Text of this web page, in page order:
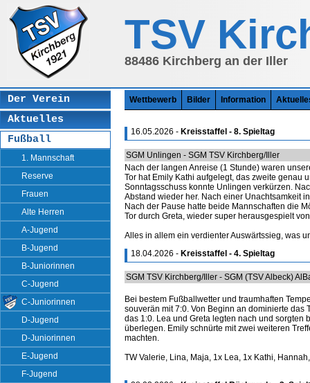
string(3) "par" array(5) { ["total"]=> int(3) ["function"]=> string(7) "display"
"Aktuelles" }
TSV
88486 Kirchberg an der Iller
Der Verein
Aktuelles
Fußball
1. Mannschaft
Reserve
Frauen
Alte Herren
A-Jugend
B-Jugend
B-Juniorinnen
C-Jugend
C-Juniorinnen
D-Jugend
D-Juniorinnen
E-Jugend
F-Jugend
Wettbewerb Bilder Information
16.05.2026 - Kreisstaffel - 8. Spieltag
SGM Unlingen - SGM TSV Kirchberg/Iller
Nach der langen Anreise (1 Stunde) waren
Tor hat Emily Kathi aufgelegt, das zweite genau
Sonntagsschuss konnte Unlingen verkürzen.
Abstand wieder her. Nach einer Unachtsamkeit
Nach der Pause hatte beide Mannschaften die
Tor durch Greta, wieder super herausgespielt
Alles in allem ein verdienter Auswärtssieg, was
18.04.2026 - Kreisstaffel - 4. Spieltag
SGM TSV Kirchberg/Iller - SGM (TSV Albeck)
Bei bestem Fußballwetter und traumhaften
souverän mit 7:0. Von Beginn an dominierte
das 1:0. Lea und Greta legten nach und sorgten
überlegen. Emily schnürte mit zwei weiteren
machten.
TW Valerie, Lina, Maja, 1x Lea, 1x Kathi,